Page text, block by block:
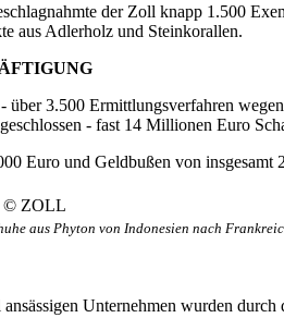
der Zoll knapp 1.500
aus Adlerholz und Steinkorallen.
3.500 Ermittlungsverfahren
- fast 14 Millionen Euro
Euro und Geldbußen von insgesamt
aus Phyton von Indonesien nach
Unternehmen wurden